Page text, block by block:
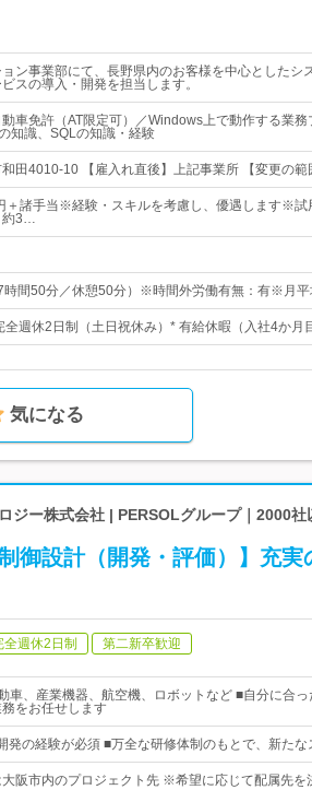
ン事業部にて、長野県内のお客様を中心としたシ
スの導入・開発を担当します。
動車免許（AT限定可）／Windows上で動作する業
知識、SQLの知識・経験
田4010-10 【雇入れ直後】上記事業所 【変更の
＋諸手当※経験・スキルを考慮し、優遇します※試
約3…
時間50分／休憩50分）※時間外労働有無：有※月
全週休2日制（土日祝休み）* 有給休暇（入社4
気になる
ジー株式会社 | PERSOLグループ｜2000
御設計（開発・評価）】充
全週休2日制 第二新卒歓迎
車、産業機器、航空機、ロボットなど ■自分に合
をお任せします
発の経験が必須 ■万全な研修体制のもとで、新たな
阪市内のプロジェクト先 ※希望に応じて配属先を